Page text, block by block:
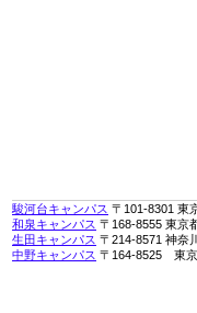
駿河台キャンパス 〒101-8301 東
和泉キャンパス 〒168-8555 東京
生田キャンパス 〒214-8571 神奈
中野キャンパス 〒164-8525 東京